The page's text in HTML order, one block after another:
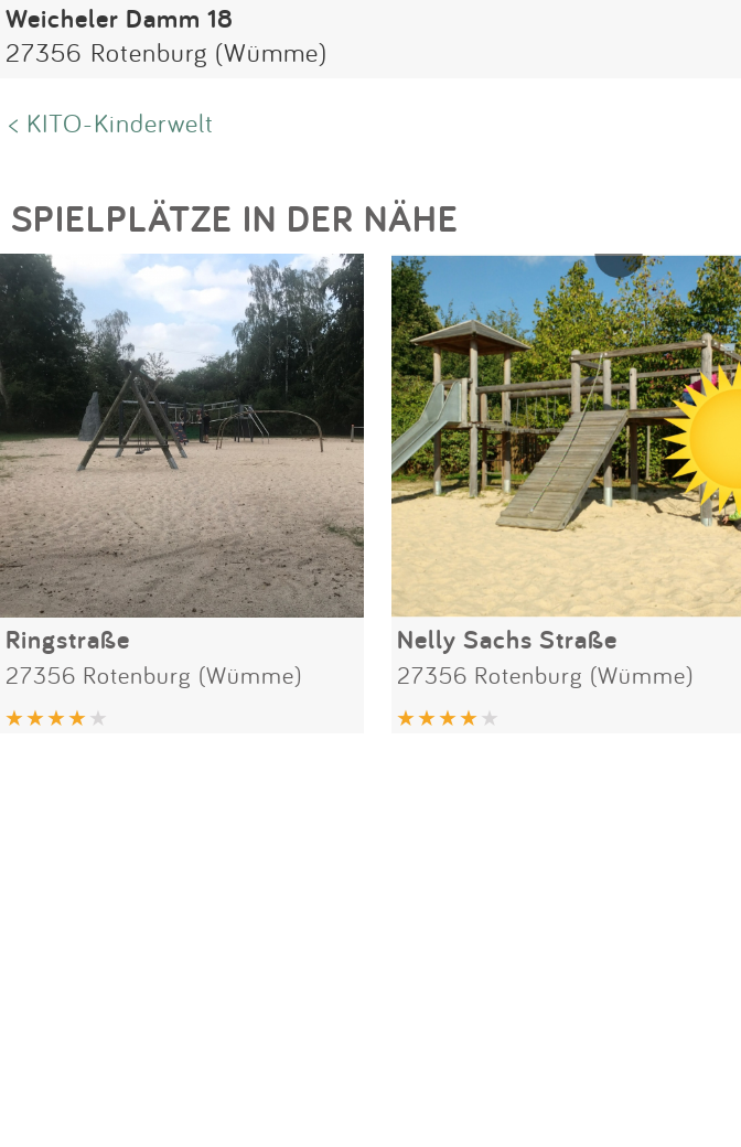
Weicheler Damm 18
27356 Rotenburg (Wümme)
< KITO-Kinderwelt
SPIELPLÄTZE IN DER NÄHE
Ringstraße
27356 Rotenburg (Wümme)
Nelly Sachs Straße
27356 Rotenburg (Wümme)